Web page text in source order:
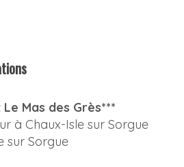
Mas des Grès***
à Chaux-Isle sur Sorgue
sur Sorgue